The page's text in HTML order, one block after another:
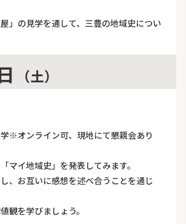
」の見学を通して、三豊の地域史につい
（土）
※オンライン可、現地にて懇親会あり
マイ地域史」を発表してみます。
、お互いに感想を述べ合うことを通じ
観を学びましょう。